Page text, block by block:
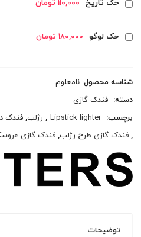
حک تاریخ 110,000 تومان
حک لوگو 180,000 تومان
شناسه محصول:نامعلوم
دسته: فندک گازی
برچسب: Lipstick lighter
, رژلب,فندک
,فندک گازی طرح رژلب,فندک گازی
توضیحات